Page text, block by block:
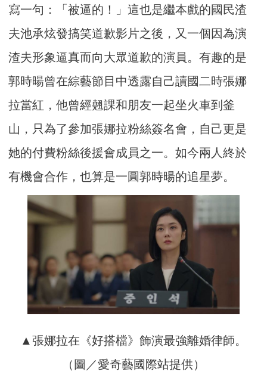
寫一句：「被逼的！」這也是繼本戲的國民渣
夫池承炫發搞笑道歉影片之後，又一個因為演
渣夫形象逼真而向大眾道歉的演員。有趣的是
郭時暘曾在綜藝節目中透露自己讀國二時張娜
拉當紅，他曾經翹課和朋友一起坐火車到釜
山，只為了參加張娜拉粉絲簽名會，自己更是
她的付費粉絲後援會成員之一。如今兩人終於
有機會合作，也算是一圓郭時暘的追星夢。
▲張娜拉在《好搭檔》飾演最強離婚律師。
（圖／愛奇藝國際站提供）